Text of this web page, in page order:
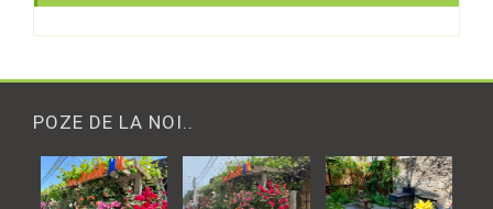
POZE DE LA NOI..